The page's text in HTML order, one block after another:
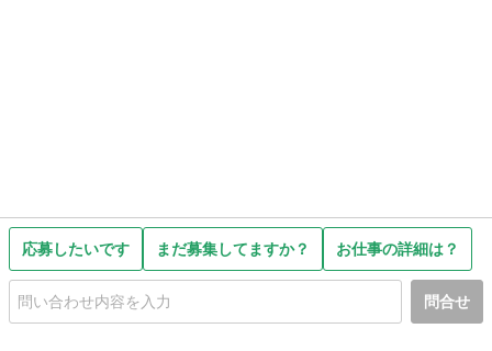
応募したいです まだ募集してますか？ お仕事の詳細は？
問合せ